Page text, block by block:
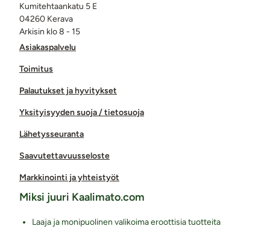
Asiakaspalvelu
Toimitus
Palautukset ja hyvitykset
Yksityisyyden suoja / tietosuoja
Lähetysseuranta
Saavutettavuusseloste
Markkinointi ja yhteistyöt
Kumitehtaankatu 5 E
04260 Kerava
Arkisin klo 8 - 15
Miksi juuri Kaalimato.com
Laaja ja monipuolinen valikoima eroottisia tuotteita